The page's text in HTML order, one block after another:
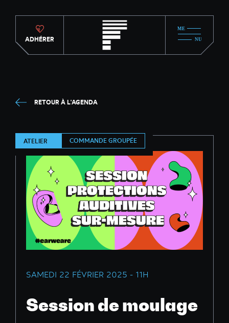
ADHÉRER
RETOUR À L'AGENDA
ATELIER COMMANDE GROUPÉE
SAMEDI 22 FÉVRIER 2025 - 11H
Session de moulage